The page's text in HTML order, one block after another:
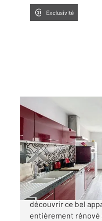
Exclusivité
VANDOEUVRE LES
84,15 m
, 4 pièces
Ref : 6588
Appartement F4
129
Vandoeuvre-Lès-
découvrir ce bel
entièrement rénové